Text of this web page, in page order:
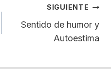
SIGUIENTE
Sentido de humor y
Autoestima